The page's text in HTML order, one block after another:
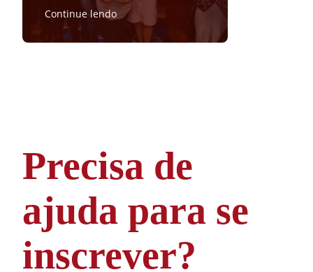
Continue lendo
Precisa de
ajuda para se
inscrever?